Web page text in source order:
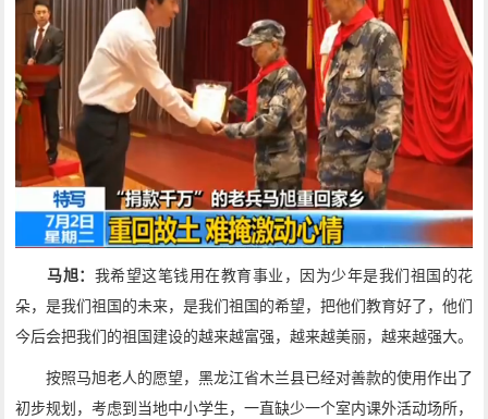
马旭： 我希望这笔钱用在教育事业，因为少年是我们祖国的花
朵，是我们祖国的未来，是我们祖国的希望，把他们教育好了，他们
今后会把我们的祖国建设的越来越富强，越来越美丽，越来越强大。
按照马旭老人的愿望，黑龙江省木兰县已经对善款的使用作出了
初步规划，考虑到当地中小学生，一直缺少一个室内课外活动场所，